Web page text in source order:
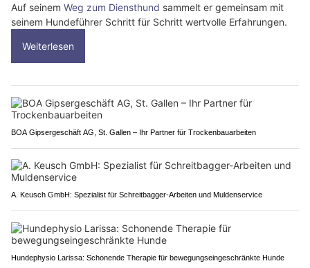
Auf seinem Weg zum Diensthund sammelt er gemeinsam mit
seinem Hundeführer Schritt für Schritt wertvolle Erfahrungen.
Weiterlesen
BOA Gipsergeschäft AG, St. Gallen – Ihr Partner für Trockenbauarbeiten
A. Keusch GmbH: Spezialist für Schreitbagger-Arbeiten und Muldenservice
Hundephysio Larissa: Schonende Therapie für bewegungseingeschränkte Hunde